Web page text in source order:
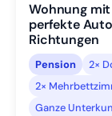
Wohnung mit
perfekte
Richtungen
Pension
2×
2×
Ganze